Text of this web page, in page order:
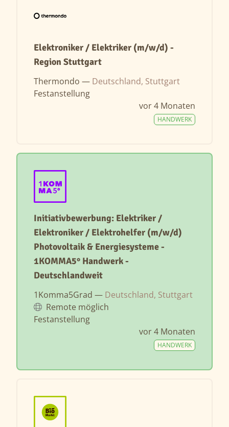
Elektroniker / Elektriker (m/w/d) -
Region Stuttgart
Thermondo — Deutschland, Stuttgart
Festanstellung
vor 4 Monaten
HANDWERK
Initiativbewerbung: Elektriker /
Elektroniker / Elektrohelfer (m/w/d)
Photovoltaik & Energiesysteme -
1KOMMA5° Handwerk -
Deutschlandweit
1Komma5Grad — Deutschland, Stuttgart
Remote möglich
Festanstellung
vor 4 Monaten
HANDWERK